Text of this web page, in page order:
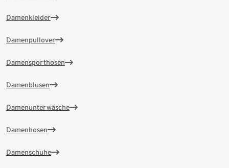
Damenkleider
Damenpullover
Damensporthosen
Damenblusen
Damenunterwäsche
Damenhosen
Damenschuhe